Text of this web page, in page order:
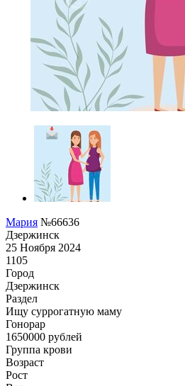
Мария №66636
Дзержинск
25 Ноября 2024
1105
Город
Дзержинск
Раздел
Ищу суррогатную маму
Гонoрар
1650000 рублей
Группа крови
Возраст
Рост